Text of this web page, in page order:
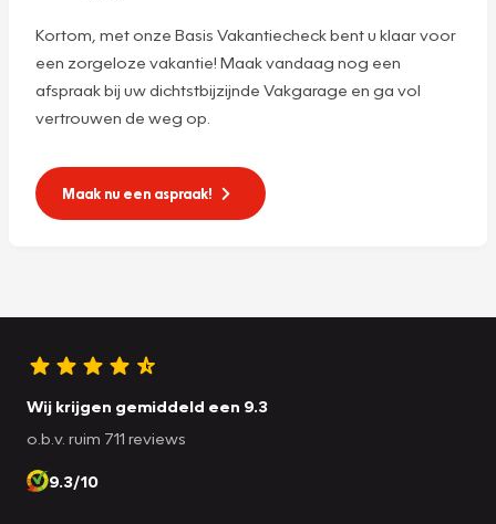
Kortom, met onze Basis Vakantiecheck bent u klaar voor
een zorgeloze vakantie! Maak vandaag nog een
afspraak bij uw dichtstbijzijnde Vakgarage en ga vol
vertrouwen de weg op.
Maak nu een aspraak!
Wij krijgen gemiddeld een 9.3
o.b.v. ruim 711 reviews
9.3/10